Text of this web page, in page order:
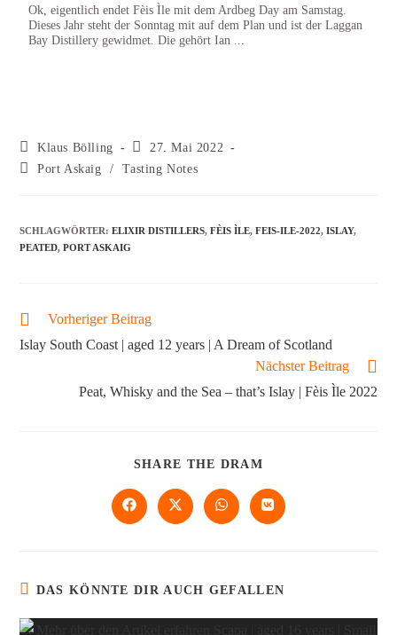
Ok, eigentlich endet Fèis Ìle mit dem Ardbeg Day am Samstag.
Dieses Jahr steht der Sonntag mit auf dem Plan und ist der Laggan
Bay Distillery gewidmet. Die gehört Ian ...
Klaus Bölling
27. Mai 2022
Port Askaig
/ Tasting Notes
SCHLAGWÖRTER:ELIXIR DISTILLERS, FÈIS ÌLE, FEIS-ILE-2022, ISLAY,
PEATED, PORT ASKAIG
Vorheriger Beitrag
Islay South Coast | aged 12 years | A Dream of Scotland
Nächster Beitrag
Peat, Whisky and the Sea – that’s Islay | Fèis Ìle 2022
SHARE THE DRAM
DAS KÖNNTE DIR AUCH GEFALLEN